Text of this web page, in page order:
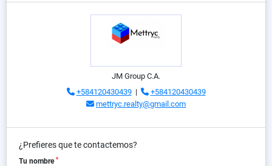
JM Group C.A.
+584120430439|
+584120430439
mettryc.realty@gmail.com
¿Prefieres que te contactemos?
Tu nombre *